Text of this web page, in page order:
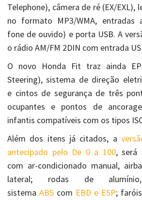
Telephone), câmera de ré (EX/EXL),
no formato MP3/WMA, entradas
fone de ouvido) e porta USB. A
o rádio AM/FM 2DIN com entrada
O novo Honda Fit traz ainda
Steering), sistema de direção
e cintos de segurança de três
ocupantes e pontos de
infantis compatíveis com os tipos
Além dos itens já citados, a
antecipado pelo De 0 a 100, será
com ar-condicionado manual,
lateral; rodas de
sistema ABS com EBD e ESP;